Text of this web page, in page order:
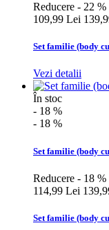
Reducere - 22 %
109,99 Lei
Set familie (body
Vezi detalii
În stoc
- 18 %
- 18 %
Set familie (body
Reducere - 18 %
114,99 Lei
Set familie (body